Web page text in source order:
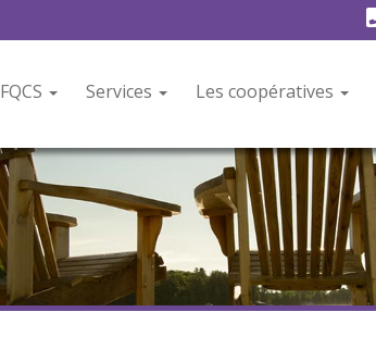
FQCS Services Les coopératives